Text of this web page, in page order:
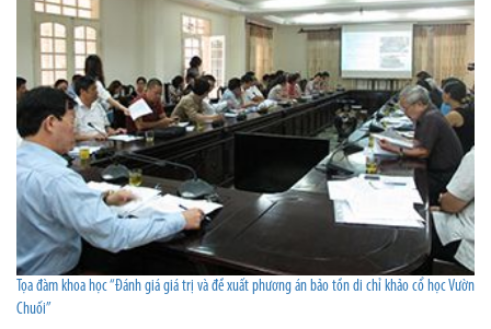
Tọa đàm khoa học “Đánh giá giá trị và đề xuất phương án bảo tồn di chỉ khảo cổ học Vườn
Chuối”